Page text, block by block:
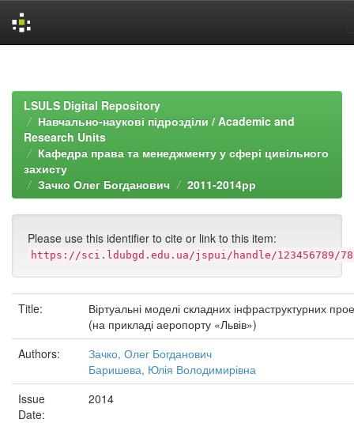
LSULS Digital Repository
Навчально-наукові підрозділи / Academic and
Research Units
Кафедра права та менеджменту у сфері цивільного
захисту
Зачко Олег Богданович
2011-2014рр
Please use this identifier to cite or link to this item:
https://sci.ldubgd.edu.ua/jspui/handle/123456789/
Title:
Віртуальні моделі складних інфраструктурних
(на прикладі аеропорту «Львів»)
Authors:
Зачко, Олег Богданович
Баришева, Юлія Володимирівна
Issue
Date:
2014